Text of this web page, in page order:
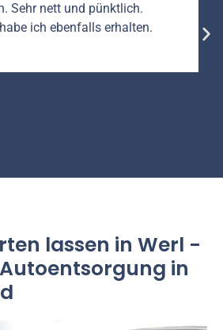
Sehr nett und pünktlich.
ich ebenfalls erhalten.
lassen in Werl -
in